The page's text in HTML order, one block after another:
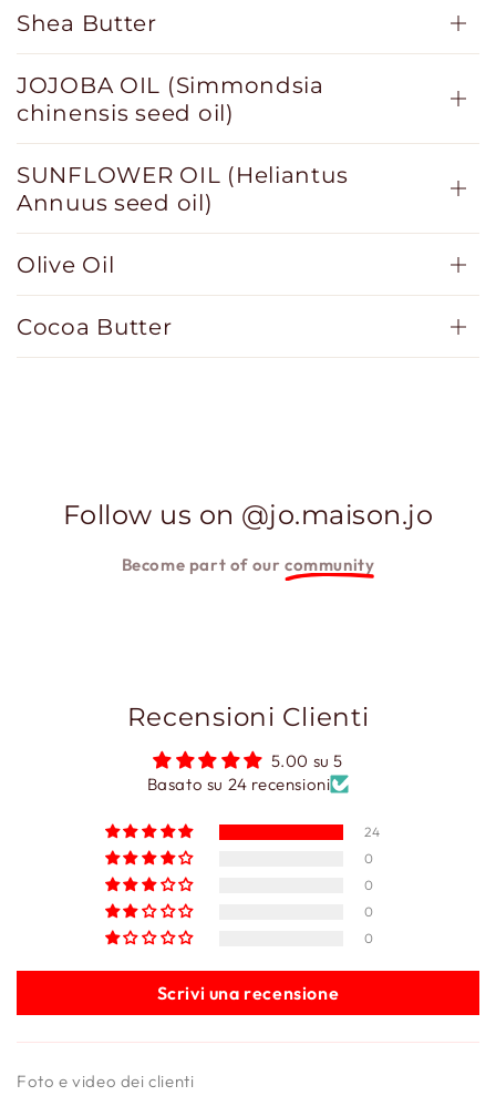
Shea Butter
JOJOBA OIL (Simmondsia
chinensis seed oil)
SUNFLOWER OIL (Heliantus
Annuus seed oil)
Olive Oil
Cocoa Butter
Follow us on @jo.maison.jo
Become part of our community
Recensioni Clienti
5.00 su 5
Basato su 24 recensioni
24
0
0
0
0
Scrivi una recensione
Foto e video dei clienti